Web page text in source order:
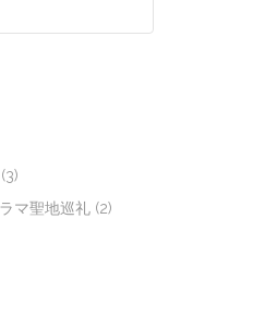
(3)
マ聖地巡礼 (2)